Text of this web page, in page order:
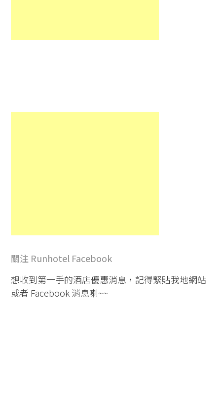
關注 Runhotel Facebook
想收到第一手的酒店優惠消息，記得緊貼我地網站
或者 Facebook 消息喇~~